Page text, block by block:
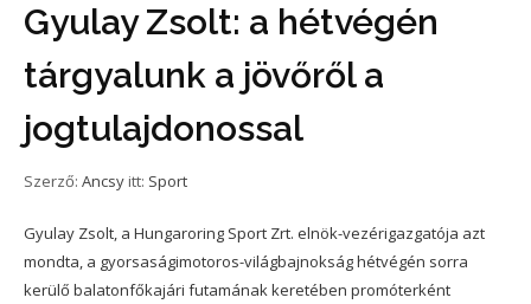
Gyulay Zsolt: a hétvégén
tárgyalunk a jövőről a
jogtulajdonossal
Szerző: Ancsy itt: Sport
Gyulay Zsolt, a Hungaroring Sport Zrt. elnök-vezérigazgatója azt
mondta, a gyorsaságimotoros-világbajnokság hétvégén sorra
kerülő balatonfőkajári futamának keretében promóterként